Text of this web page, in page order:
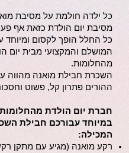
כל ילדה חולמת על מסיבת
מסיבת יום הולדת כזאת אף
כל החלל הופך לקסום ומיוחד
המושלם והמקצועי מבית יום
מהחלומות.
השכרת חבילת מואנה מהווה
ההורים פתרון קל, פשוט
חברת יום הולדת
במיוחד עבורכם חבילת
המכילה:
רקע מואנה (מגיע עם מתקן